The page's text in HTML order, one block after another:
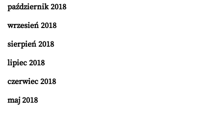
październik 2018
wrzesień 2018
sierpień 2018
lipiec 2018
czerwiec 2018
maj 2018